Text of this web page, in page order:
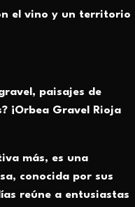
el vino y un territorio
paisajes de
¡Orbea Gravel Rioja
más, es una
conocida por sus
reúne a entusiastas